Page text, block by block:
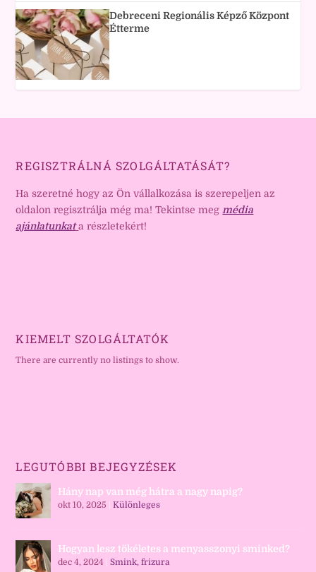
Debreceni Regionális Képző Központ
Étterme
REGISZTRÁLNÁ SZOLGÁLTATÁSÁT?
Ha szeretné hogy az Ön vállalkozása is szerepeljen az
oldalon regisztrálja még ma! Tekintse meg média
ajánlatunkat a részletekért!
KIEMELT SZOLGÁLTATÓK
There are currently no listings to show.
LEGUTÓBBI BEJEGYZÉSEK
Hány nap van még hátra a nagy napig?
okt 10, 2025 |Különleges
Hogyan lesz tökéletes a menyasszonyi sminked?
dec 4, 2024 |Smink, frizura